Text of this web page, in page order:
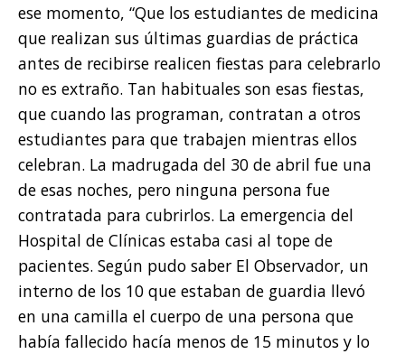
ese momento, “Que los estudiantes de medicina
que realizan sus últimas guardias de práctica
antes de recibirse realicen fiestas para celebrarlo
no es extraño. Tan habituales son esas fiestas,
que cuando las programan, contratan a otros
estudiantes para que trabajen mientras ellos
celebran. La madrugada del 30 de abril fue una
de esas noches, pero ninguna persona fue
contratada para cubrirlos. La emergencia del
Hospital de Clínicas estaba casi al tope de
pacientes. Según pudo saber El Observador, un
interno de los 10 que estaban de guardia llevó
en una camilla el cuerpo de una persona que
había fallecido hacía menos de 15 minutos y lo